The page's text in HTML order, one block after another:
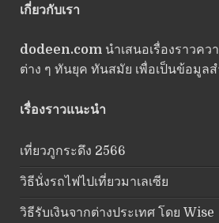
เกี่ยวกับเรา
dodeen.com นำเสนอเรื่องราวค
ต่าง ๆ ทันยุค ทันสมัย เพื่อเป็นข้อมูล
เรื่องราวแนะนำ
เที่ยวภูกระดึง 2566
วิธีนั่งรถไฟไปเที่ยวมาเลเซีย
วิธีรับเงินจากต่างประเทศ โดย Wise